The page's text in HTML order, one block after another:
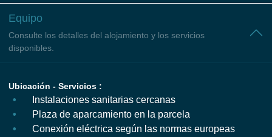
Equipo
Consulte los detalles del alojamiento y los servicios
disponibles.
Ubicación - Servicios :
Instalaciones sanitarias cercanas
Plaza de aparcamiento en la parcela
Conexión eléctrica según las normas europeas